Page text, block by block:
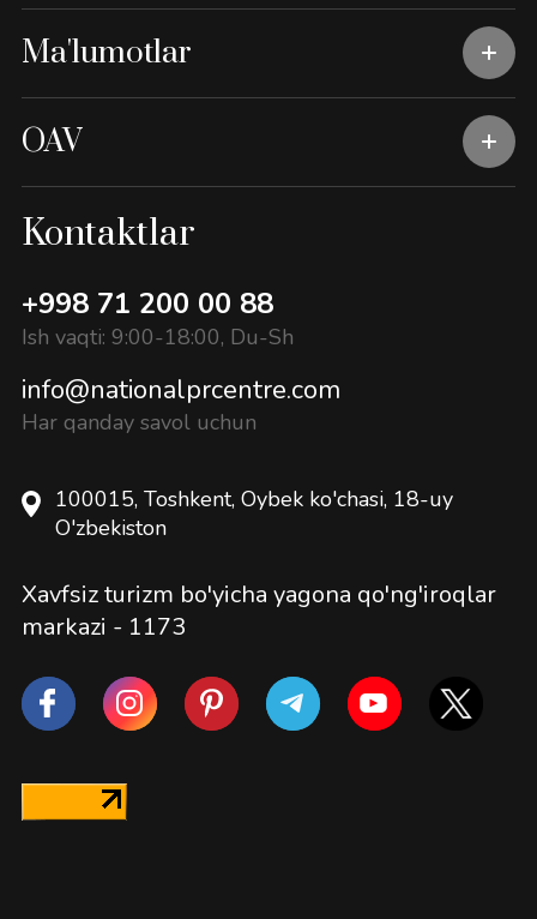
Ma'lumotlar
OAV
Kontaktlar
+998 71 200 00 88
Ish vaqti: 9:00-18:00, Du-Sh
info@nationalprcentre.com
Har qanday savol uchun
100015, Toshkent, Oybek ko'chasi, 18-uy
O'zbekiston
Xavfsiz turizm bo'yicha yagona qo'ng'iroqlar
markazi - 1173